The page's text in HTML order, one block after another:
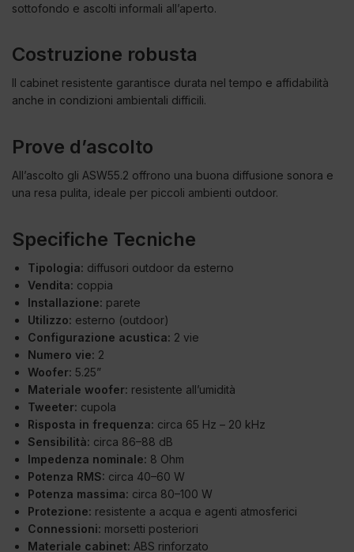
sottofondo e ascolti informali all’aperto.
Costruzione robusta
Il cabinet resistente garantisce durata nel tempo e affidabilità
anche in condizioni ambientali difficili.
Prove d’ascolto
All’ascolto gli ASW55.2 offrono una buona diffusione sonora e
una resa pulita, ideale per piccoli ambienti outdoor.
Specifiche Tecniche
Tipologia: diffusori outdoor da esterno
Vendita: coppia
Installazione: parete
Utilizzo: esterno (outdoor)
Configurazione acustica: 2 vie
Numero vie: 2
Woofer: 5.25”
Materiale woofer: resistente all’umidità
Tweeter: cupola
Risposta in frequenza: circa 65 Hz – 20 kHz
Sensibilità: circa 86–88 dB
Impedenza nominale: 8 Ohm
Potenza RMS: circa 40–60 W
Potenza massima: circa 80–100 W
Protezione: resistente a acqua e agenti atmosferici
Connessioni: morsetti posteriori
Materiale cabinet: ABS rinforzato